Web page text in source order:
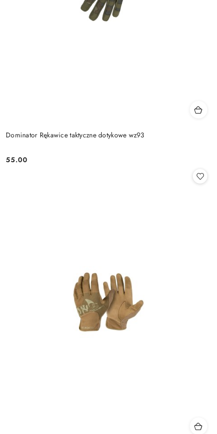
Dominator Rękawice taktyczne dotykowe wz93
Cena:
55.00